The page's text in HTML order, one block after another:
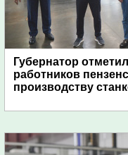
Губернатор
работников
производству